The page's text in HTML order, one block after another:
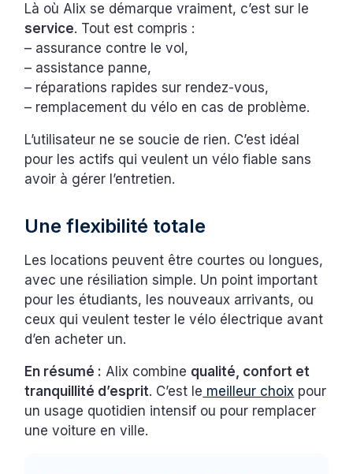
Là où Alix se démarque vraiment, c’est sur le
service. Tout est compris :
– assurance contre le vol,
– assistance panne,
– réparations rapides sur rendez-vous,
– remplacement du vélo en cas de problème.
L’utilisateur ne se soucie de rien. C’est idéal
pour les actifs qui veulent un vélo fiable sans
avoir à gérer l’entretien.
Une flexibilité totale
Les locations peuvent être courtes ou longues,
avec une résiliation simple. Un point important
pour les étudiants, les nouveaux arrivants, ou
ceux qui veulent tester le vélo électrique avant
d’en acheter un.
En résumé : Alix combine qualité, confort et
tranquillité d’esprit. C’est le meilleur choix pour
un usage quotidien intensif ou pour remplacer
une voiture en ville.